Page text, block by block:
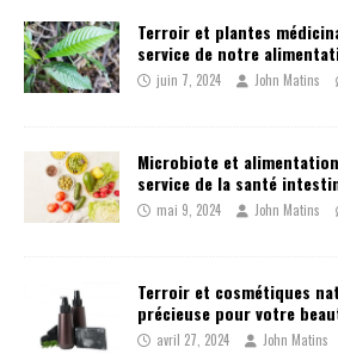
Terroir et plantes
service de notre
juin 7, 2024 John Matins
Microbiote et
service de la santé
mai 9, 2024 John Matins
Terroir et cosmétiques
précieuse pour votre
avril 27, 2024 John Matins